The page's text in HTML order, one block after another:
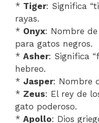
* Tiger: Significa
rayas.
* Onyx: Nombre
para gatos negros.
* Asher: Significa
hebreo.
* Jasper: Nombre
* Zeus: El rey de
gato poderoso.
* Apollo: Dios